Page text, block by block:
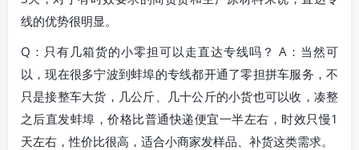
线的优势很明显。
Q：只有几箱货的小零担可以走直达专线吗？ A：当然可
以，现在很多宁波到蚌埠的专线都开通了零担拼车服务，不
只是接整车大货，几公斤、几十公斤的小货也可以收，凑整
之后直发蚌埠，价格比普通快递便宜一半左右，时效只慢1
天左右，性价比很高，适合小商家发样品、补货这类需求。